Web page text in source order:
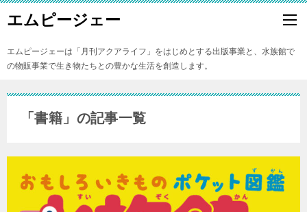
エムピージェー
エムピージェーは「月刊アクアライフ」をはじめとする出版事業と、水族館で
の物販事業で生き物たちとの豊かな生活を創造します。
「書籍」の記事一覧